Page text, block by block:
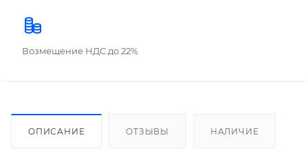
Возмещение НДС до 22%
ОПИСАНИЕ ОТЗЫВЫ НАЛИЧИЕ